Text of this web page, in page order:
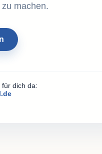
machen.
für dich da: